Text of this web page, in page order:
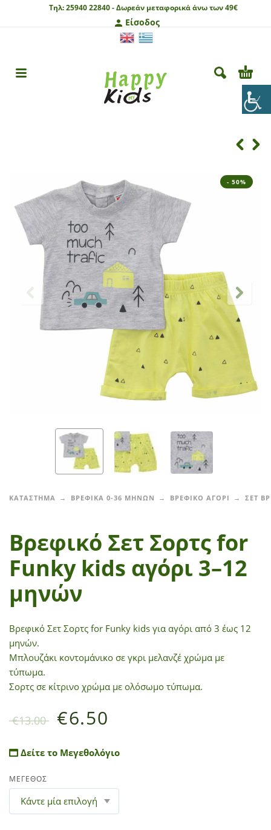
Τηλ:25940 22840 -Δωρεάν μεταφορικά άνω των 49€
Είσοδος
- 50%
ΚΑΤΑΣΤΗΜΑ ΒΡΕΦΙΚΑ 0-36 ΜΗΝΩΝ ΒΡΕΦΙΚΟ ΑΓΟΡΙ ΣΕΤ
Βρεφικό Σετ Σορτς for
Funky kids αγόρι 3–12
μηνών
Βρεφικό Σετ Σορτς for Funky kids για αγόρι από 3 έως 12
μηνών.
Μπλουζάκι κοντομάνικo σε γκρι μελανζέ χρώμα με
τύπωμα.
Σορτς σε κίτρινο χρώμα με ολόσωμο τύπωμα.
€13.00 €6.50
Δείτε το Μεγεθολόγιο
ΜΕΓΕΘΟΣ